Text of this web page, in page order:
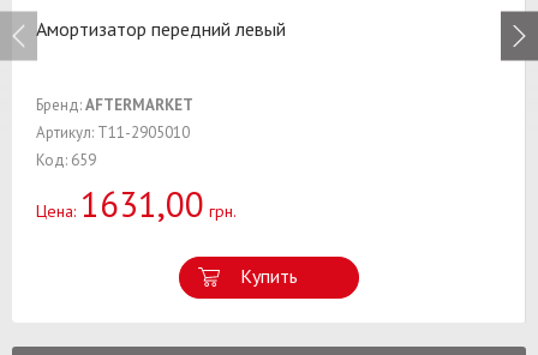
Амортизатор передний левый
Бренд:AFTERMARKET
Артикул: T11-2905010
Код: 659
Цена: 1631,00 грн.
Купить